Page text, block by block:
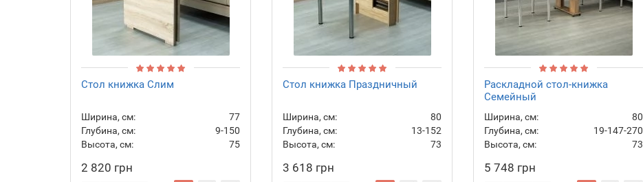
Стол книжка Слим
Ширина, см:
77
Глубина, см:
9-150
Высота, см:
75
2 820 грн
Стол книжка Праздничный
Ширина, см:
80
Глубина, см:
13-152
Высота, см:
73
3 618 грн
Раскладной стол-книжка
Семейный
Ширина, см:
80
Глубина, см:
19-147-270
Высота, см:
73
5 748 грн